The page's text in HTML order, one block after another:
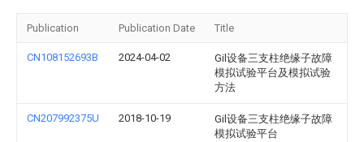
Publication Publication Date Title
CN108152693B 2024-04-02
Gil设备三支柱绝缘子故障
模拟试验平台及模拟试验
方法
CN207992375U 2018-10-19
Gil设备三支柱绝缘子故障
模拟试验平台